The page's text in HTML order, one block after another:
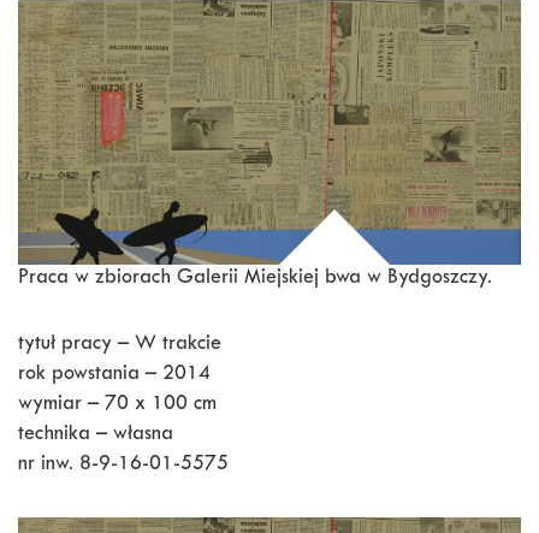
Praca w zbiorach Galerii Miejskiej bwa w Bydgoszczy.
tytuł pracy – W trakcie
rok powstania – 2014
wymiar – 70 x 100 cm
technika – własna
nr inw. 8-9-16-01-5575